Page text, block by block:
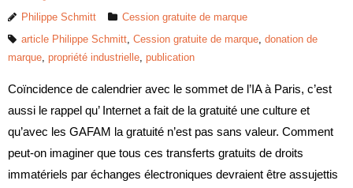
Philippe Schmitt
Cession gratuite de marque
article Philippe Schmitt, Cession gratuite de marque, donation de
marque, propriété industrielle, publication
Coïncidence de calendrier avec le sommet de l’IA à Paris, c’est
aussi le rappel qu’ Internet a fait de la gratuité une culture et
qu’avec les GAFAM la gratuité n’est pas sans valeur. Comment
peut-on imaginer que tous ces transferts gratuits de droits
immatériels par échanges électroniques devraient être assujettis